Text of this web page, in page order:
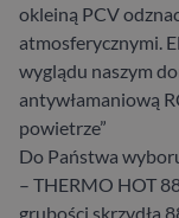
okleiną PCV
atmosferycznymi.
wyglądu naszym
antywłamaniową
powietrze”
Do Państwa
– THERMO HOT
grubości skrzydła